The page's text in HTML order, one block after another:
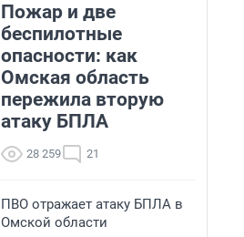
Пожар и две
беспилотные
опасности: как
Омская область
пережила вторую
атаку БПЛА
28 259 21
ПВО отражает атаку БПЛА в
Омской области